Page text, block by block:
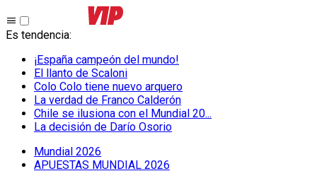
Es tendencia:
¡España campeón del mundo!
El llanto de Scaloni
Colo Colo tiene nuevo arquero
La verdad de Franco Calderón
Chile se ilusiona con el Mundial 20...
La decisión de Darío Osorio
Mundial 2026
APUESTAS MUNDIAL 2026